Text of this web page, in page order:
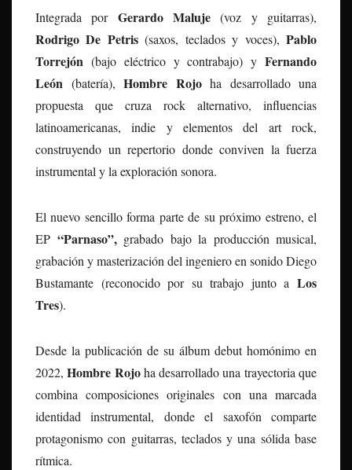
Integrada por Gerardo Maluje (voz y guitarras),
Rodrigo De Petris(saxos, teclados y voces),Pablo
Torrejón (bajo eléctrico y contrabajo) y Fernando
León (batería), Hombre Rojoha desarrollado una
propuesta que cruza rock alternativo, influencias
latinoamericanas, indie y elementos del art rock,
construyendo un repertorio donde conviven la fuerza
instrumental y la exploración sonora.
El nuevo sencillo forma parte de su próximo estreno, el
EP “Parnaso”,grabado bajo la producción musical,
grabación y masterización del ingeniero en sonido Diego
Bustamante (reconocido por su trabajo junto a Los
Tres).
Desde la publicación de su álbum debut homónimo en
2022,Hombre Rojoha desarrollado una trayectoria que
combina composiciones originales con una marcada
identidad instrumental, donde el saxofón comparte
protagonismo con guitarras, teclados y una sólida base
rítmica.